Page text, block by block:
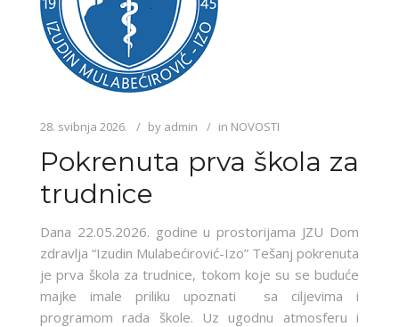
28. svibnja 2026. by admin in NOVOSTI
Pokrenuta prva škola za
trudnice
Dana 22.05.2026. godine u prostorijama JZU Dom
zdravlja “Izudin Mulabećirović-Izo” Tešanj pokrenuta
je prva škola za trudnice, tokom koje su se buduće
majke imale priliku upoznati sa ciljevima i
programom rada škole. Uz ugodnu atmosferu i